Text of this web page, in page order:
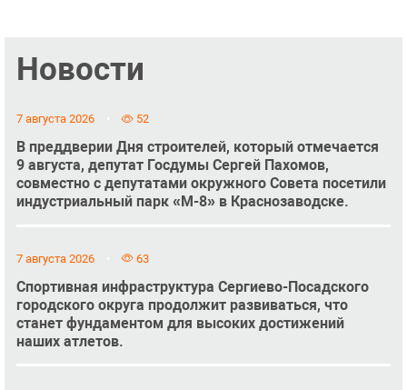
Новости
7 августа 2026 52
В преддверии Дня строителей, который отмечается
9 августа, депутат Госдумы Сергей Пахомов,
совместно с депутатами окружного Совета посетили
индустриальный парк «М-8» в Краснозаводске.
7 августа 2026 63
Спортивная инфраструктура Сергиево-Посадского
городского округа продолжит развиваться, что
станет фундаментом для высоких достижений
наших атлетов.